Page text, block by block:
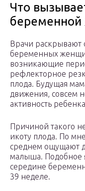
Что
Врачи раскрывают
беременных
возникающие
рефлекторное
плода. Будущая
движения, совсем
активность
Причиной такого
икоту плода. По
среднем ощущают
малыша. Подобное
середине
39 неделе.